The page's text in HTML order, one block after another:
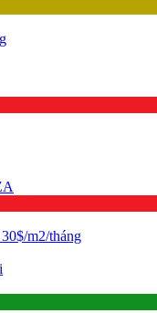
30$/m2/tháng